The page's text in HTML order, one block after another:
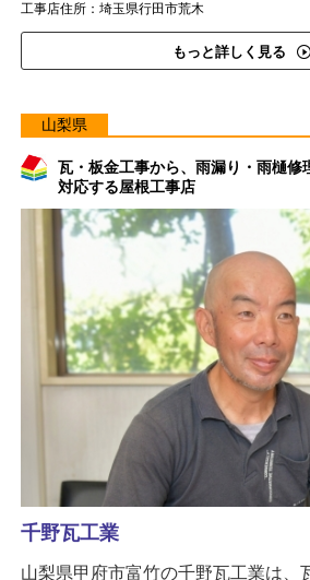
工事店住所：埼玉県行田市荒木
もっと詳しく見る
山梨県
瓦・板金工事から、雨漏り・雨樋修
対応する屋根工事店
千野瓦工業
山梨県甲府市富竹の千野瓦工業は、